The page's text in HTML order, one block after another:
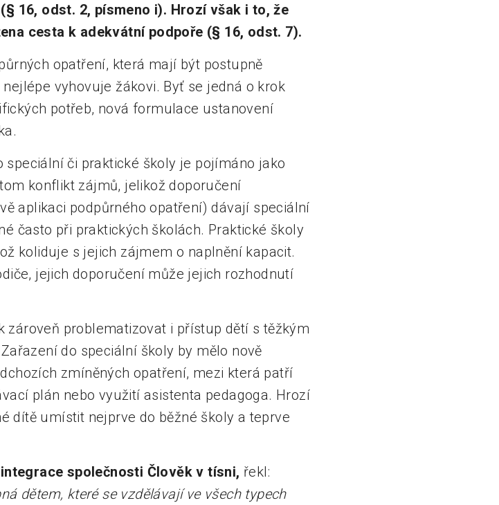
16, odst. 2, písmeno i). Hrozí však i to, že
cesta k adekvátní podpoře (§ 16, odst. 7).
opatření, která mají být postupně
vyhovuje žákovi. Byť se jedná o krok
potřeb, nová formulace ustanovení
či praktické školy je pojímáno jako
konflikt zájmů, jelikož doporučení
aplikaci podpůrného opatření) dávají speciální
často při praktických školách. Praktické školy
koliduje s jejich zájmem o naplnění kapacit.
jejich doporučení může jejich rozhodnutí
problematizovat i přístup dětí s těžkým
do speciální školy by mělo nově
zmíněných opatření, mezi která patří
plán nebo využití asistenta pedagoga. Hrozí
dítě umístit nejprve do běžné školy a teprve
společnosti Člověk v tísni, řekl:
dětem, které se vzdělávají ve všech typech